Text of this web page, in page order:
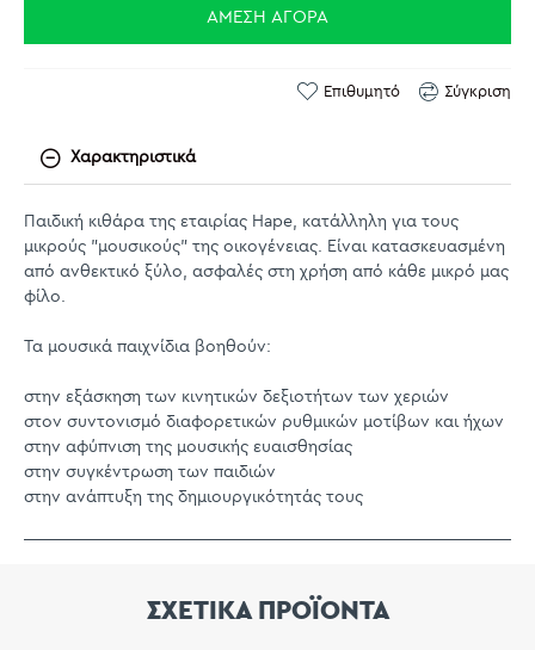
ΆΜΕΣΗ ΑΓΟΡΆ
Επιθυμητό Σύγκριση
Χαρακτηριστικά
Παιδική κιθάρα της εταιρίας Hape, κατάλληλη για τους
μικρούς "μουσικούς" της οικογένειας. Είναι κατασκευασμένη
από ανθεκτικό ξύλο, ασφαλές στη χρήση από κάθε μικρό μας
φίλο.
Τα μουσικά παιχνίδια βοηθούν:
στην εξάσκηση των κινητικών δεξιοτήτων των χεριών
στον συντονισμό διαφορετικών ρυθμικών μοτίβων και ήχων
στην αφύπνιση της μουσικής ευαισθησίας
στην συγκέντρωση των παιδιών
στην ανάπτυξη της δημιουργικότητάς τους
ΣΧΕΤΙΚΑ ΠΡΟΪΟΝΤΑ